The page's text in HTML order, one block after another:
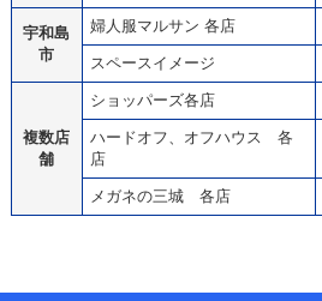
宇和島
市
婦人服マルサン 各店
スペースイメージ
複数店
舗
ショッパーズ各店
ハードオフ、オフハウス 各
店
メガネの三城 各店